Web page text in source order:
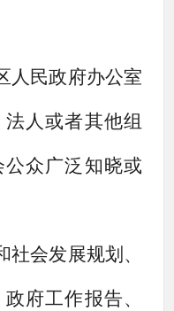
人民政府办公室
人或者其他组
众广泛知晓或
社会发展规划、
府工作报告、